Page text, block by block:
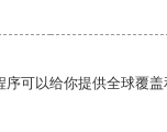
可以给你提供全球覆盖